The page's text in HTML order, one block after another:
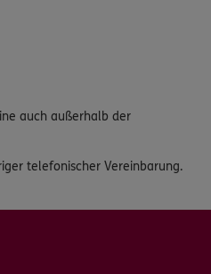
auch außerhalb der
telefonischer Vereinbarung.